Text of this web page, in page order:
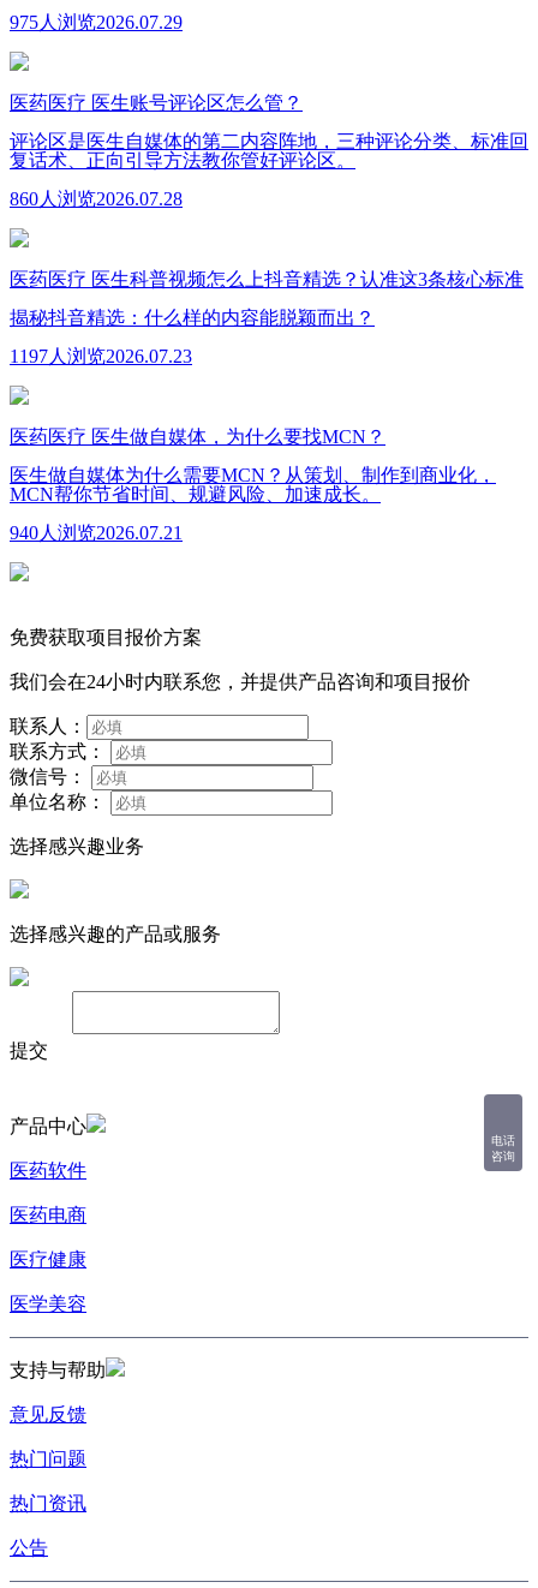
975人浏览2026.07.29
医药医疗 医生账号评论区怎么管？
评论区是医生自媒体的第二内容阵地，三种评论分类、标准回
复话术、正向引导方法教你管好评论区。
860人浏览2026.07.28
医药医疗 医生科普视频怎么上抖音精选？认准这3条核心标准
揭秘抖音精选：什么样的内容能脱颖而出？
1197人浏览2026.07.23
医药医疗 医生做自媒体，为什么要找MCN？
医生做自媒体为什么需要MCN？从策划、制作到商业化，
MCN帮你节省时间、规避风险、加速成长。
940人浏览2026.07.21
免费获取项目报价方案
我们会在24小时内联系您，并提供产品咨询和项目报价
联系人：
联系方式：
微信号：
单位名称：
选择感兴趣业务
选择感兴趣的产品或服务
提交
电话
咨询
产品中心
医药软件
医药电商
医疗健康
医学美容
支持与帮助
意见反馈
热门问题
热门资讯
公告